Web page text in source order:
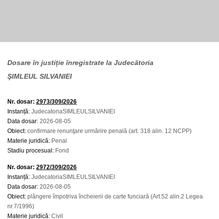
Dosare în justiție înregistrate la Judecătoria
ŞIMLEUL SILVANIEI
Nr. dosar: 2973/309/2026
Instanță: JudecatoriaSIMLEULSILVANIEI
Data dosar: 2026-08-05
Obiect: confirmare renunţare urmărire penală (art. 318 alin. 12 NCPP)
Materie juridică: Penal
Stadiu procesual: Fond
Nr. dosar: 2972/309/2026
Instanță: JudecatoriaSIMLEULSILVANIEI
Data dosar: 2026-08-05
Obiect: plângere împotriva încheierii de carte funciară (Art.52 alin.2 Legea
nr.7/1996)
Materie juridică: Civil